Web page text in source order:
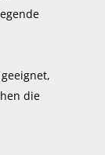
die